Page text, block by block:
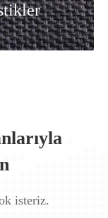
isteriz.